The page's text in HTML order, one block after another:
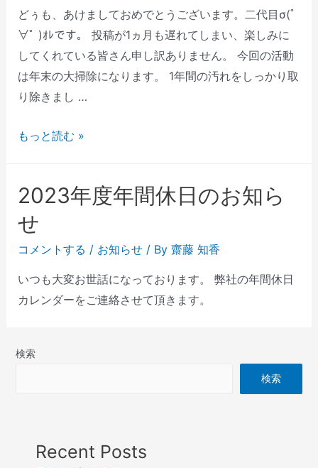
どぅも、あけましておめでとうございます。二代目σ(ﾟ
∀ﾟ )ｵﾚです。 投稿が1ヵ月も遅れてしまい、楽しみに
してくれている皆さん申し訳ありません。 今回の活動
は年末の大掃除になります。 1年間の汚れをしっかり取
り除きまし …
もっと読む »
2023年度年間休日のお知ら
せ
コメントする / お知らせ/ By 齋藤 知香
いつも大変お世話になっております。 弊社の年間休日
カレンダーをご連絡させて頂きます。
検索
検索
Recent Posts